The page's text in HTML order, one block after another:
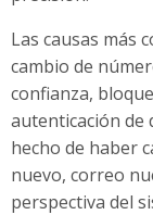
Las causas más
cambio de
confianza,
autenticación de
hecho de haber
nuevo, correo
perspectiva del